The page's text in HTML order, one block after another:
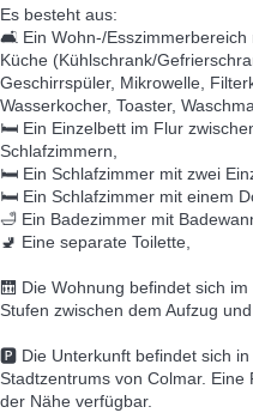
Es besteht aus:
🛋️ Ein Wohn-/
Küche (Kühlschrank/
Geschirrspüler, Mikrowelle,
Wasserkocher, Toaster,
🛏️ Ein Einzelbett im Flur
Schlafzimmern,
🛏️ Ein Schlafzimmer mit zwei
🛏️ Ein Schlafzimmer mit einem
🛁 Ein Badezimmer mit
🚽 Eine separate Toilette,
🛗 Die Wohnung befindet sich
Stufen zwischen dem Aufzug
🅿️ Die Unterkunft befindet sich
Stadtzentrums von Colmar.
der Nähe verfügbar.